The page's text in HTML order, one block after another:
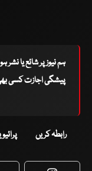
ہم نیوز پر شائع یا نشر
پیشگی اجازت کسی
رابطہ کریں